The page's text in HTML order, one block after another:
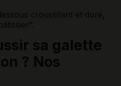
croustillant et doré,
sa galette
? Nos